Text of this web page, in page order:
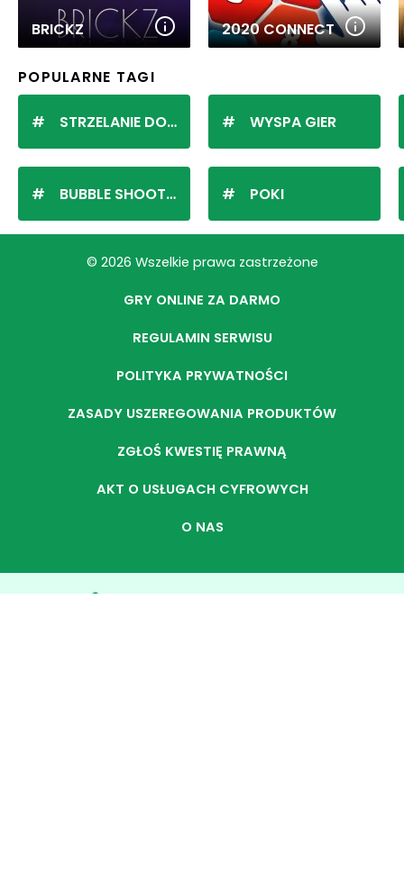
BRICKZ 2020 CONNECT
POPULARNE TAGI
STRZELANIE DO KULEK
BUBBLE SHOOTER
WYSPA GIER
POKI
© 2026 Wszelkie prawa zastrzeżone
GRY ONLINE ZA DARMO
REGULAMIN SERWISU
POLITYKA PRYWATNOŚCI
ZASADY USZEREGOWANIA PRODUKTÓW
ZGŁOŚ KWESTIĘ PRAWNĄ
AKT O USŁUGACH CYFROWYCH
O NAS